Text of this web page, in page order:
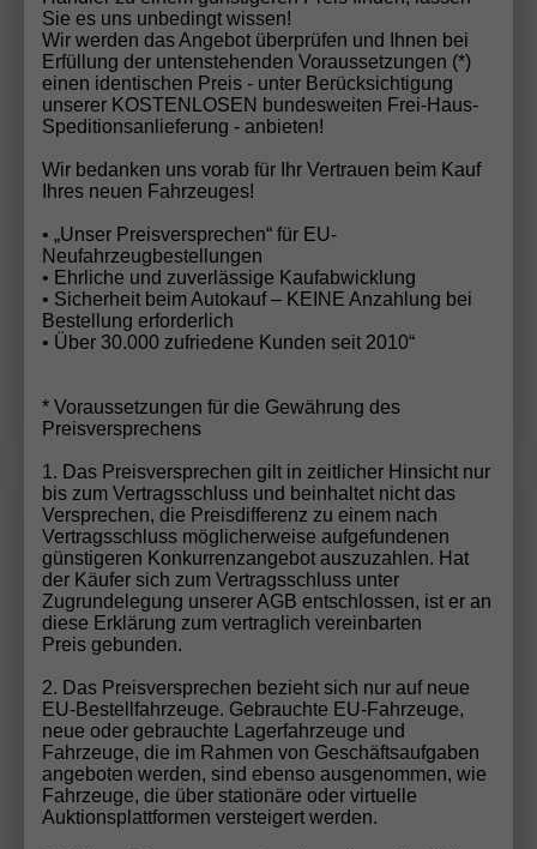
UVL: 4 - 5 Monate 19.740,– €
ab 153,– € mtl.
70 kW (95 PS), 999 cm³, 3 Zylinder, Schalt. 5-Gang,
Frontantrieb, Verbrennungsmotor (ICE), Benzin,
Kraftstoffverbrauch kombiniert 5,5 l/100km (WLTP),
CO₂-Emission kombiniert 125.00 g/km (WLTP), CO₂-
Klasse D, Garantieleistung: Fahrzeuggarantie vom
Hersteller, Fahrzeugnr.: 31602
Skoda Scala Wir rufen Sie an!
PDF-Datei,
LED SHZ PDC VirtC LaneA Gar5J/100k Reserve
Sie es uns unbedingt wissen!
Wir werden das Angebot überprüfen und Ihnen bei
Erfüllung der untenstehenden Voraussetzungen (*)
einen identischen Preis - unter Berücksichtigung
unserer KOSTENLOSEN bundesweiten Frei-Haus-
Speditionsanlieferung - anbieten!
Wir bedanken uns vorab für Ihr Vertrauen beim Kauf
Ihres neuen Fahrzeuges!
• „Unser Preisversprechen“ für EU-
Neufahrzeugbestellungen
• Ehrliche und zuverlässige Kaufabwicklung
• Sicherheit beim Autokauf – KEINE Anzahlung bei
Bestellung erforderlich
• Über 30.000 zufriedene Kunden seit 2010“
* Voraussetzungen für die Gewährung des
Preisversprechens
1. Das Preisversprechen gilt in zeitlicher Hinsicht nur
bis zum Vertragsschluss und beinhaltet nicht das
Versprechen, die Preisdifferenz zu einem nach
Vertragsschluss möglicherweise aufgefundenen
günstigeren Konkurrenzangebot auszuzahlen. Hat
der Käufer sich zum Vertragsschluss unter
Zugrundelegung unserer AGB entschlossen, ist er an
diese Erklärung zum vertraglich vereinbarten
Preis gebunden.
2. Das Preisversprechen bezieht sich nur auf neue
EU-Bestellfahrzeuge. Gebrauchte EU-Fahrzeuge,
neue oder gebrauchte Lagerfahrzeuge und
Fahrzeuge, die im Rahmen von Geschäftsaufgaben
angeboten werden, sind ebenso ausgenommen, wie
Fahrzeuge, die über stationäre oder virtuelle
Auktionsplattformen versteigert werden.